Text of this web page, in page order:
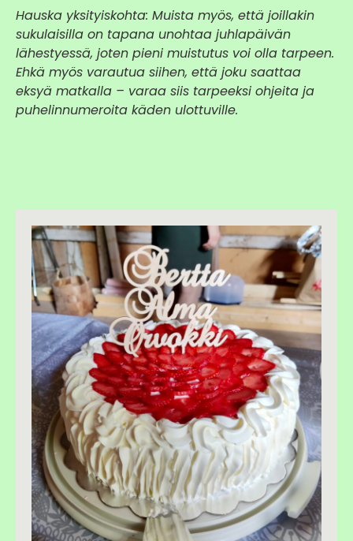
Hauska yksityiskohta: Muista myös, että joillakin
sukulaisilla on tapana unohtaa juhlapäivän
lähestyessä, joten pieni muistutus voi olla tarpeen.
Ehkä myös varautua siihen, että joku saattaa
eksyä matkalla – varaa siis tarpeeksi ohjeita ja
puhelinnumeroita käden ulottuville.